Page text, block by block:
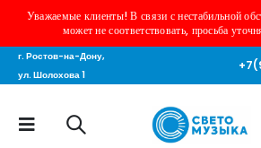
Уважаемые клиенты! В связи с нестабильной
может не соответствовать, просьба
г. Ростов-на-Дону,
ул. Шолохова 1